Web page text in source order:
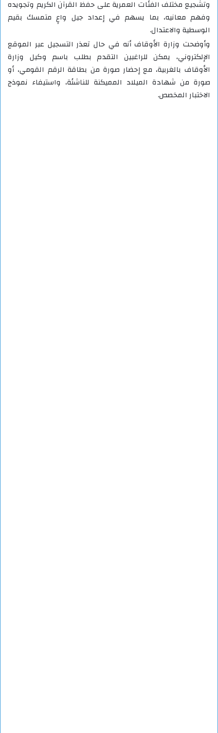
وتشجيع مختلف الفئات العمرية على حفظ القرآن الكريم وتجويده
وفهم معانيه، بما يسهم في إعداد جيل واعٍ متمسك بقيم
الوسطية والاعتدال.
وأوضحت وزارة الأوقاف أنه في حال تعذر التسجيل عبر الموقع
الإلكتروني، يمكن للراغبين التقدم بطلب باسم وكيل وزارة
الأوقاف بالغربية، مع إحضار صورة من بطاقة الرقم القومي، أو
صورة من شهادة الميلاد المميكنة للناشئة، واستيفاء نموذج
الاختبار المخصص.